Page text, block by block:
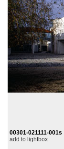
00301-021111-001s
add to lightbox